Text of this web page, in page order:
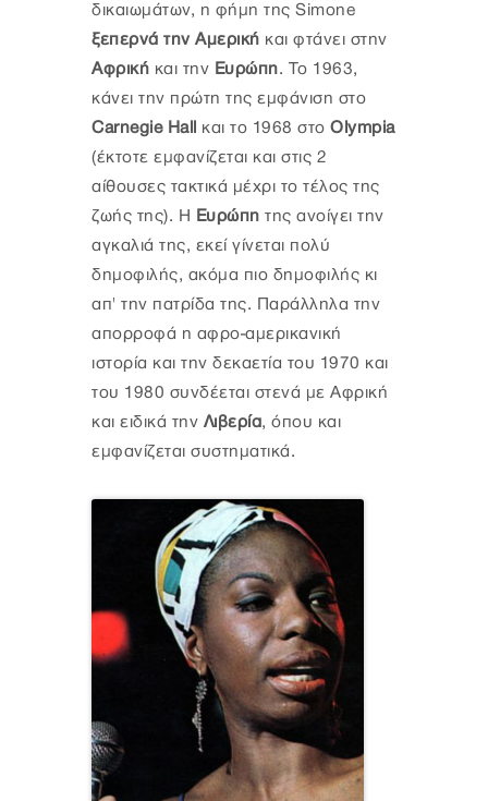
δικαιωμάτων, η φήμη της Simone
ξεπερνά την Αμερική και φτάνει στην
Αφρική και την Ευρώπη. Το 1963,
κάνει την πρώτη της εμφάνιση στο
Carnegie Hall
και το 1968 στο Olympia
(έκτοτε εμφανίζεται και στις 2
αίθουσες τακτικά μέχρι το τέλος της
ζωής της). Η Ευρώπη της ανοίγει την
αγκαλιά της, εκεί γίνεται πολύ
δημοφιλής, ακόμα πιο δημοφιλής κι
απ' την πατρίδα της. Παράλληλα την
απορροφά η αφρο-αμερικανική
ιστορία και την δεκαετία του 1970 και
του 1980 συνδέεται στενά με Αφρική
και ειδικά την Λιβερία, όπου και
εμφανίζεται συστηματικά.